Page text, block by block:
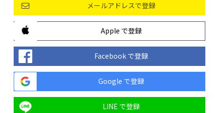
メールアドレスで登録
Apple で登録
Facebook で登録
Google で登録
LINE で登録